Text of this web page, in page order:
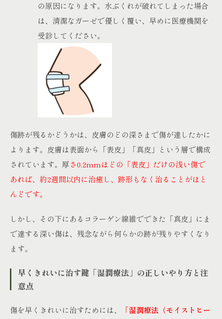
の原因になります。水ぶくれが破れてしまった場合
は、清潔なガーゼで優しく覆い、早めに医療機関を
受診してください。
傷跡が残るかどうかは、皮膚のどの深さまで傷が達したかに
よります。皮膚は表面から「表皮」「真皮」という層で構成
されています。厚さ0.2mmほどの「表皮」だけの浅い傷で
あれば、約2週間以内に治癒し、跡形もなく治ることがほと
んどです。
しかし、その下にあるコラーゲン線維でできた「真皮」にま
で達する深い傷は、残念ながら何らかの跡が残りやすくなり
ます。
早くきれいに治す鍵「湿潤療法」の正しいやり方と注
意点
傷を早くきれいに治すためには、
「湿潤療法（モイストヒー